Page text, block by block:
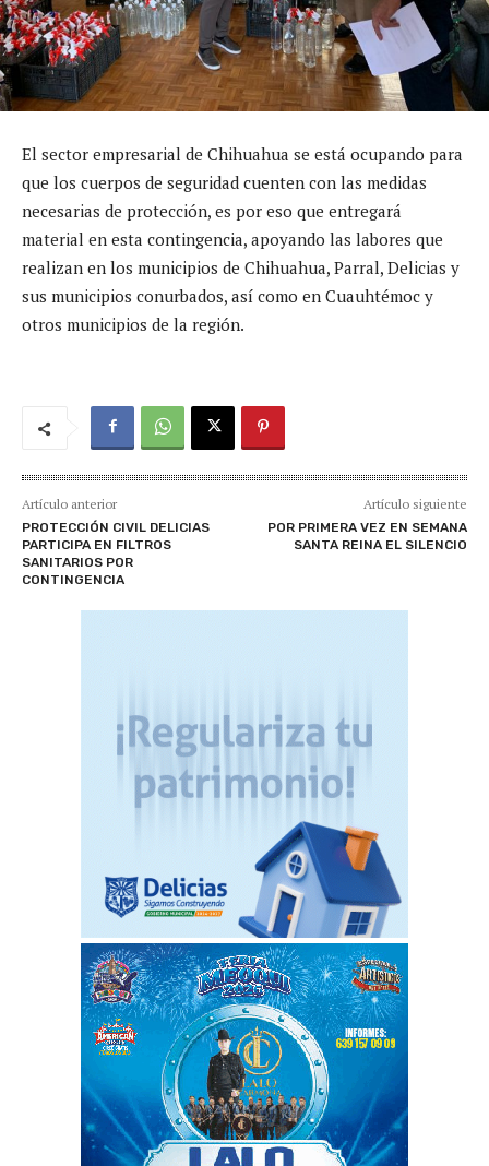
El sector empresarial de Chihuahua se está ocupando para
que los cuerpos de seguridad cuenten con las medidas
necesarias de protección, es por eso que entregará
material en esta contingencia, apoyando las labores que
realizan en los municipios de Chihuahua, Parral, Delicias y
sus municipios conurbados, así como en Cuauhtémoc y
otros municipios de la región.
Artículo anterior
PROTECCIÓN CIVIL DELICIAS
PARTICIPA EN FILTROS
SANITARIOS POR
CONTINGENCIA
Artículo siguiente
POR PRIMERA VEZ EN SEMANA
SANTA REINA EL SILENCIO